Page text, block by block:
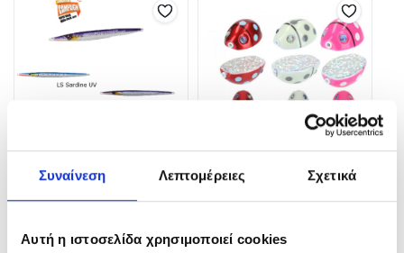
Συναίνεση Λεπτομέρειες Σχετικά
Αυτή η ιστοσελίδα χρησιμοποιεί cookies
In Stock
KOHGA LADY BUG Head
In Stock